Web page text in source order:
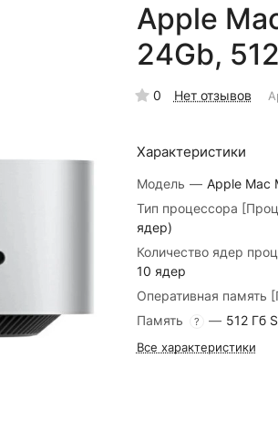
Apple
24Gb,
0 Нет отзывов
Характеристики
Модель — Apple Mac
Тип процессора
ядер)
Количество ядер
10 ядер
Оперативная память
Память
? — 512 Гб
Все характеристики